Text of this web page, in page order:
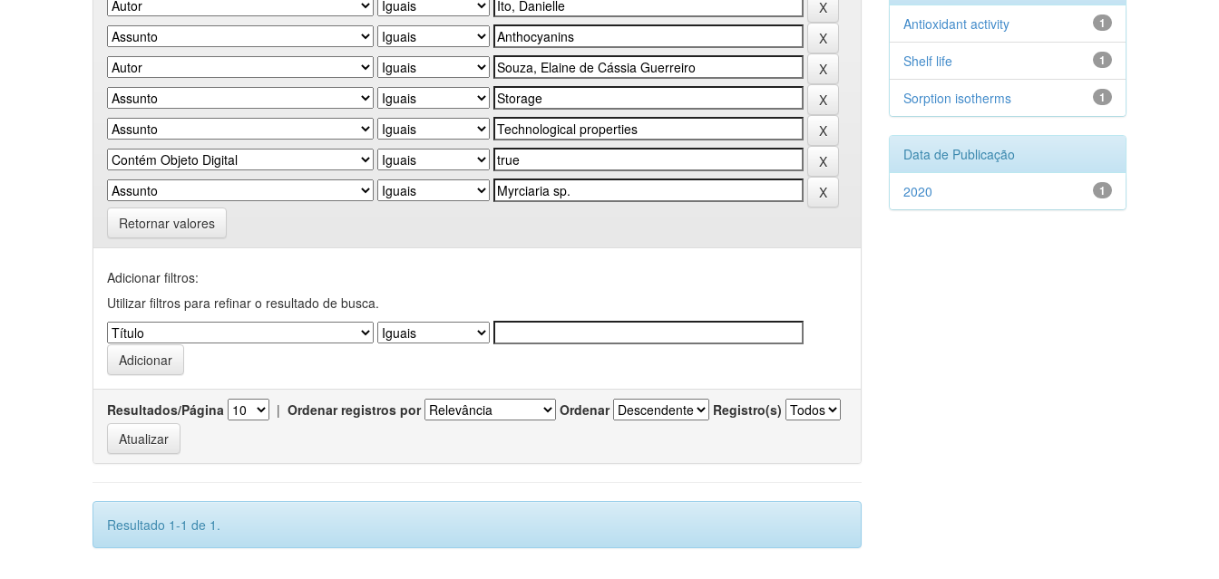
Retornar valores
Adicionar filtros:
Utilizar filtros para refinar o resultado de busca.
Resultados/Página | Ordenar registros por Ordenar Registro(s)
Resultado 1-1 de 1.
1
Antioxidant activity
1
Shelf life
1
Sorption isotherms
Data de Publicação
1
2020